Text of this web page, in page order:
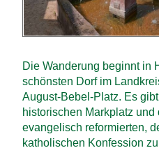
Die Wanderung beginnt in
schönsten Dorf im
August-Bebel-Platz. Es
historischen Markplatz
evangelisch reformierten,
katholischen Konfession